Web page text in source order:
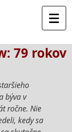
79 rokov
býva v
ročne. Nie
kedy sa